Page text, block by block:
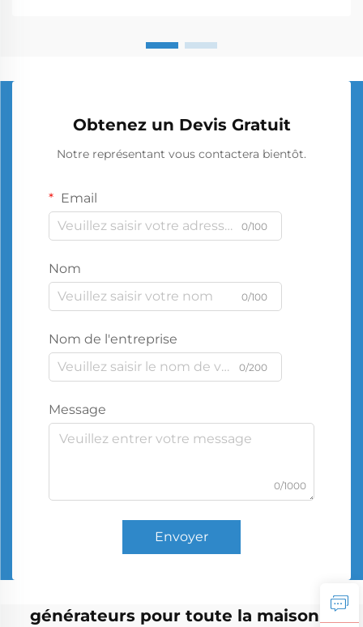
Obtenez un Devis Gratuit
Notre représentant vous contactera bientôt.
Email
0/100
Nom
0/100
Nom de l'entreprise
0/200
Message
0/1000
Envoyer
générateurs pour toute la maison à